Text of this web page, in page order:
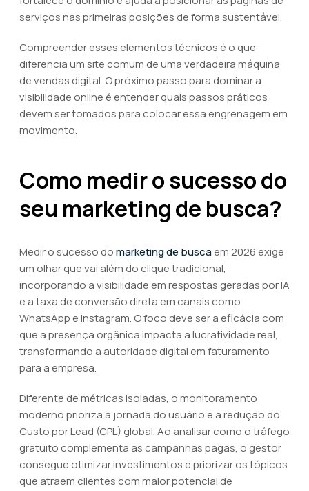
serviços nas primeiras posições de forma sustentável.
Compreender esses elementos técnicos é o que
diferencia um site comum de uma verdadeira máquina
de vendas digital. O próximo passo para dominar a
visibilidade online é entender quais passos práticos
devem ser tomados para colocar essa engrenagem em
movimento.
Como medir o sucesso do
seu marketing de busca?
Medir o sucesso domarketing de buscaem 2026 exige
um olhar que vai além do clique tradicional,
incorporando a visibilidade em respostas geradas por IA
e a taxa de conversão direta em canais como
WhatsApp e Instagram. O foco deve ser a eficácia com
que a presença orgânica impacta a lucratividade real,
transformando a autoridade digital em faturamento
para a empresa.
Diferente de métricas isoladas, o monitoramento
moderno prioriza a jornada do usuário e a redução do
Custo por Lead (CPL) global. Ao analisar como o tráfego
gratuito complementa as campanhas pagas, o gestor
consegue otimizar investimentos e priorizar os tópicos
que atraem clientes com maior potencial de